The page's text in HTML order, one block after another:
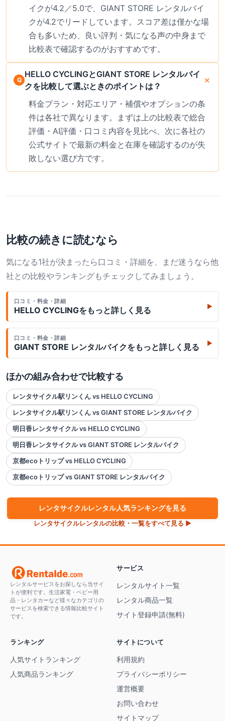
イクが4.2／5.0で、GIANT STORE レンタルバイ
クが4.2でリードしています。スコア差は僅かな場
合も多いため、良い評判・気になる声の中身まで
比較表で確認するのがおすすめです。
HELLO CYCLINGとGIANT STORE レンタルバイ
クを比較して選ぶときのポイントは？
料金プラン・対応エリア・補償やオプションの条
件は各社で異なります。まずは上の比較表で総合
評価・AI評価・口コミ内容を見比べ、次に各社の
公式サイトで最新の料金と在庫を確認するのが失
敗しない選び方です。
比較の続きに読むなら
気になる1社が決まったら口コミ・詳細を、まだ迷うなら他
社との比較やランキングもチェックしてみましょう。
口コミ・料金・詳細
HELLO CYCLINGをもっと詳しく見る ▶
口コミ・料金・詳細
GIANT STORE レンタルバイクをもっと詳しく見る ▶
ほかの組み合わせで比較する
レンタサイクル駅リンくん vs HELLO CYCLING
レンタサイクル駅リンくん vs GIANT STORE レンタルバイク
明日香レンタサイクル vs HELLO CYCLING
明日香レンタサイクル vs GIANT STORE レンタルバイク
京都ecoトリップ vs HELLO CYCLING
京都ecoトリップ vs GIANT STORE レンタルバイク
レンタサイクルレンタル人気ランキングを見る
レンタサイクルレンタルの比較・一覧をすべて見る ▶
レンタルサービスをお探しなら当サイ
トが便利です。生活家電・ベビー用
品・レンタカーなど様々なカテゴリの
サービスを検索できる情報比較サイト
です。
サービス
レンタルサイト一覧
レンタル商品一覧
サイト登録申請(無料)
ランキング
人気サイトランキング
人気商品ランキング
サイトについて
利用規約
プライバシーポリシー
運営概要
お問い合わせ
サイトマップ